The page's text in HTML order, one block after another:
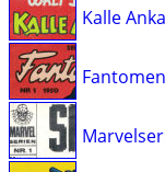
Kalle